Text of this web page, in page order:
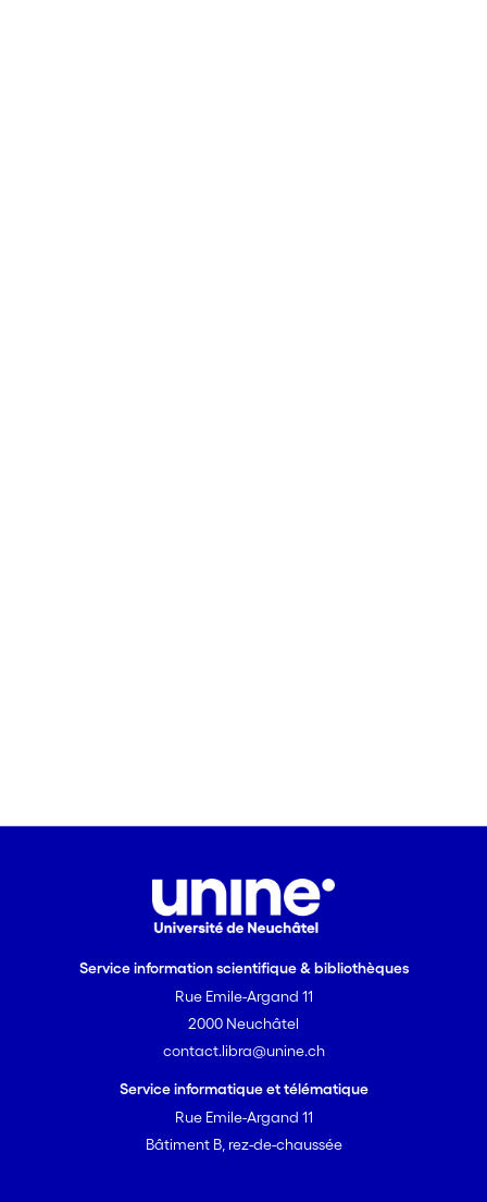
Service information scientifique & bibliothèques
Rue Emile-Argand 11
2000 Neuchâtel
contact.libra@unine.ch
Service informatique et télématique
Rue Emile-Argand 11
Bâtiment B, rez-de-chaussée